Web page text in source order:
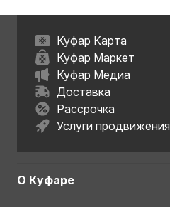
Куфар Карта
Куфар Маркет
Куфар Медиа
Доставка
Рассрочка
Услуги продвижения
О Куфаре